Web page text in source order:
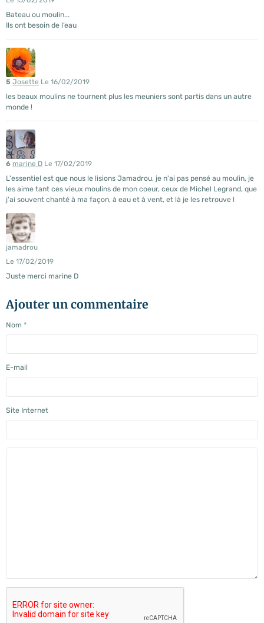
Bateau ou moulin...
Ils ont besoin de l’eau
5 Josette Le 16/02/2019
les beaux moulins ne tournent plus les meuniers sont partis dans un autre
monde !
6 marine D Le 17/02/2019
L'essentiel est que nous le lisions Jamadrou, je n'ai pas pensé au moulin, je
les aime tant ces vieux moulins de mon coeur, ceux de Michel Legrand, que
j'ai souvent chanté à ma façon, à eau et à vent, et là je les retrouve !
jamadrou
Le 17/02/2019
Juste merci marine D
Ajouter un commentaire
Nom
E-mail
Site Internet